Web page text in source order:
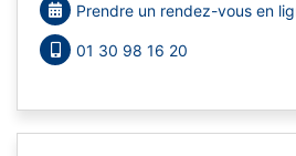
Prendre un rendez-vous en
01 30 98 16 20